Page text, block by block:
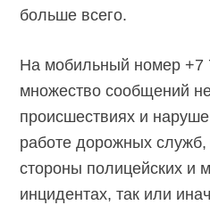
больше всего.
На мобильный номер +7
множество сообщений
происшествиях и
работе дорожных
стороны полицейских и
инцидентах, так или